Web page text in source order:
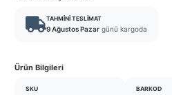
TAHMINI TESLIMAT
9 Ağustos Pazar günü kargoda
Ürün Bilgileri
SKU BARKOD